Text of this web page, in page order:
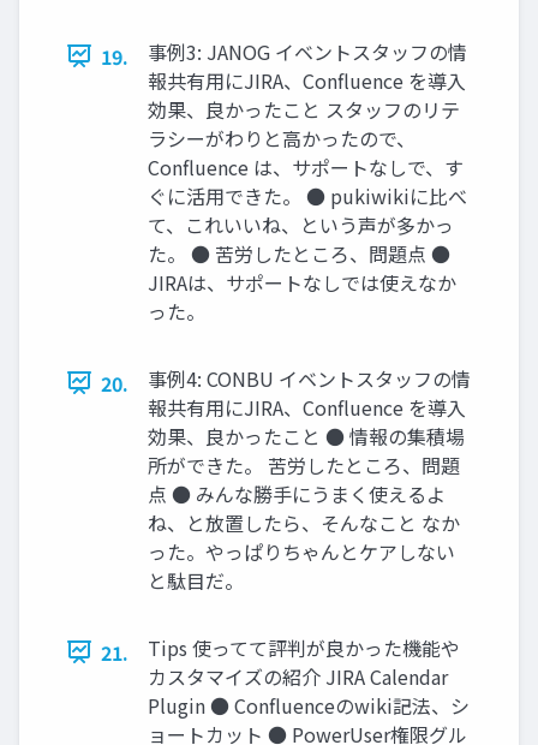
19.
事例3: JANOG イベントスタッフの情
報共有用にJIRA、Confluence を導入
効果、良かったこと スタッフのリテ
ラシーがわりと高かったので、
Confluence は、サポートなしで、す
ぐに活用できた。 ● pukiwikiに比べ
て、これいいね、という声が多かっ
た。 ● 苦労したところ、問題点 ●
JIRAは、サポートなしでは使えなか
った。
20.
事例4: CONBU イベントスタッフの情
報共有用にJIRA、Confluence を導入
効果、良かったこと ● 情報の集積場
所ができた。 苦労したところ、問題
点 ● みんな勝手にうまく使えるよ
ね、と放置したら、そんなこと なか
った。やっぱりちゃんとケアしない
と駄目だ。
21.
Tips 使ってて評判が良かった機能や
カスタマイズの紹介 JIRA Calendar
Plugin ● Confluenceのwiki記法、シ
ョートカット ● PowerUser権限グル